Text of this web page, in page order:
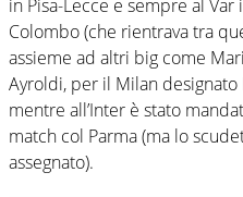
in Pisa-Lecce e sempre al
Colombo (che rientrava tra
assieme ad altri big come
Ayroldi, per il Milan
mentre all’Inter è stato
match col Parma (ma lo
assegnato).